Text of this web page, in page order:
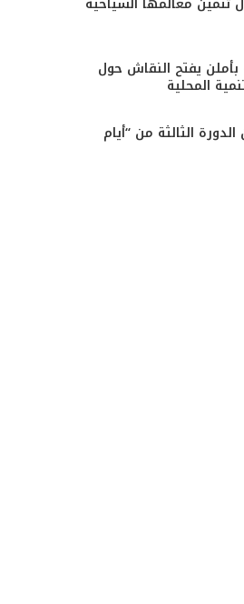
بأملن يفتح النقاش حول
المحلية
الثالثة من “أيام